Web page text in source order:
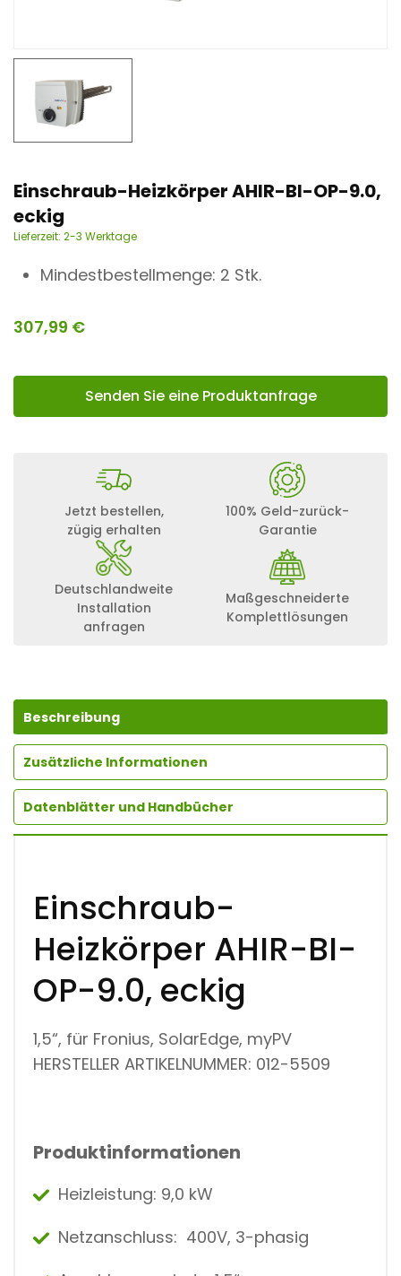
Einschraub-Heizkörper AHIR-BI-OP-9.0,
eckig
Lieferzeit: 2-3 Werktage
Mindestbestellmenge: 2 Stk.
307,99 €
Senden Sie eine Produktanfrage
Jetzt bestellen,
zügig erhalten
100% Geld-zurück-
Garantie
Deutschlandweite
Installation
anfragen
Maßgeschneiderte
Komplettlösungen
Beschreibung
Zusätzliche Informationen
Datenblätter und Handbücher
Einschraub-
Heizkörper AHIR-BI-
OP-9.0, eckig
1,5“, für Fronius, SolarEdge, myPV
HERSTELLER ARTIKELNUMMER: 012-5509
Produktinformationen
Heizleistung: 9,0 kW
Netzanschluss: 400V, 3-phasig